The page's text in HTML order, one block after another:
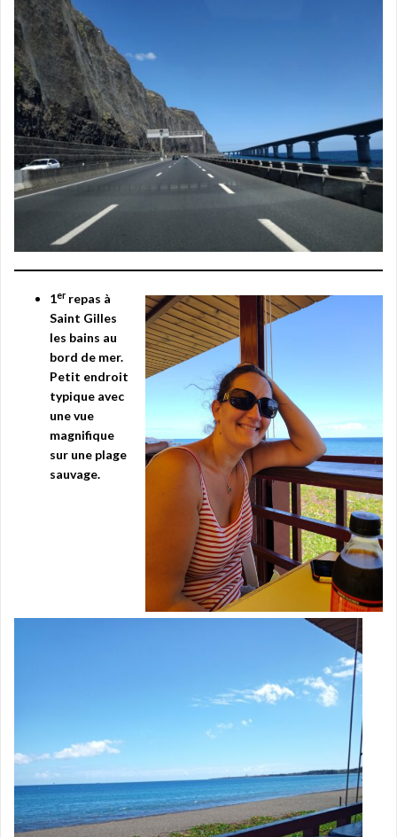
1errepas à
Saint Gilles
les bains au
bord de mer.
Petit endroit
typique avec
une vue
magnifique
sur une plage
sauvage.